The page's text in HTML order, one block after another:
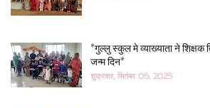
*गुल्लु स्कुल मे व्याख्याता ने शिक्षक
जन्म दिन*
शुक्रवार, सितंबर 05, 2025